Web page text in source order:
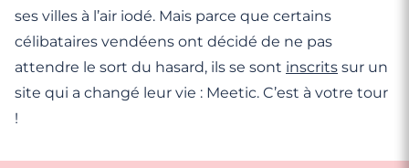
ses villes à l’air iodé. Mais parce que certains
célibataires vendéens ont décidé de ne pas
attendre le sort du hasard, ils se sont inscrits sur un
site qui a changé leur vie : Meetic. C’est à votre tour
!